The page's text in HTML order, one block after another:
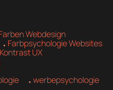
Webdesign
Farbpsychologie Websites
Kontrast UX
werbepsychologie